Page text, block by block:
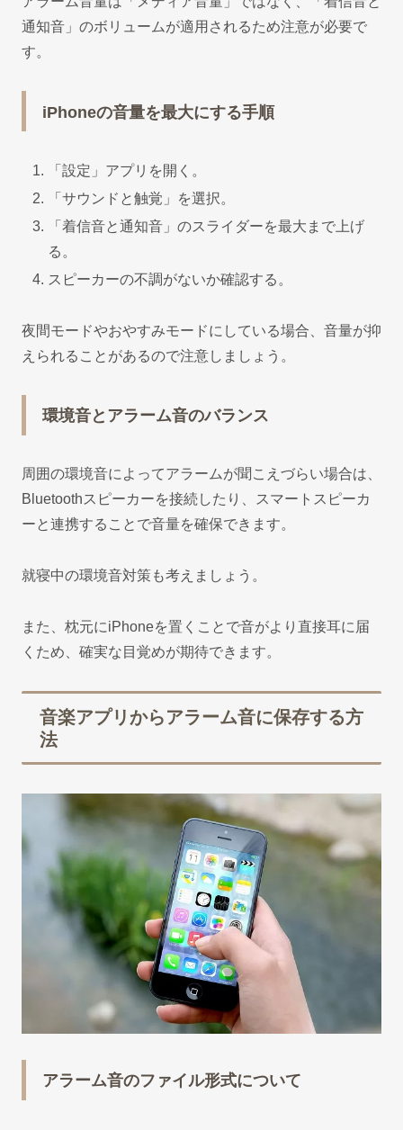
通知音」のボリュームが適用されるため注意が必要で
す。
iPhoneの音量を最大にする手順
「設定」アプリを開く。
「サウンドと触覚」を選択。
「着信音と通知音」のスライダーを最大まで上げ
る。
スピーカーの不調がないか確認する。
夜間モードやおやすみモードにしている場合、音量が抑
えられることがあるので注意しましょう。
環境音とアラーム音のバランス
周囲の環境音によってアラームが聞こえづらい場合は、
Bluetoothスピーカーを接続したり、スマートスピーカ
ーと連携することで音量を確保できます。
就寝中の環境音対策も考えましょう。
また、枕元にiPhoneを置くことで音がより直接耳に届
くため、確実な目覚めが期待できます。
音楽アプリからアラーム音に保存する方
法
アラーム音のファイル形式について